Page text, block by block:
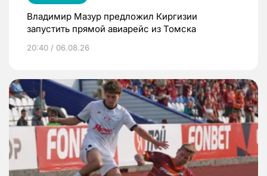
Владимир Мазур предложил Киргизии
запустить прямой авиарейс из Томска
20:40 / 06.08.26